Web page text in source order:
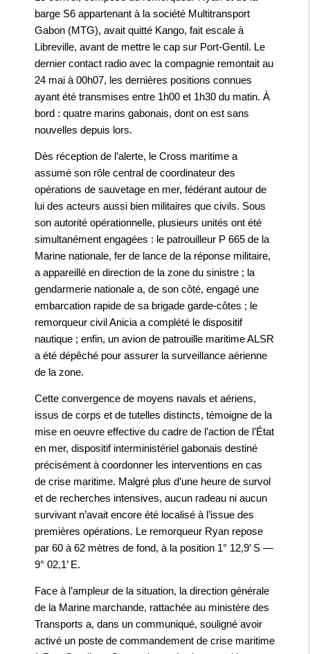
barge S6 appartenant à la société Multitransport
Gabon (MTG), avait quitté Kango, fait escale à
Libreville, avant de mettre le cap sur Port-Gentil. Le
dernier contact radio avec la compagnie remontait au
24 mai à 00h07, les dernières positions connues
ayant été transmises entre 1h00 et 1h30 du matin. À
bord : quatre marins gabonais, dont on est sans
nouvelles depuis lors.
Dès réception de l’alerte, le Cross maritime a
assumé son rôle central de coordinateur des
opérations de sauvetage en mer, fédérant autour de
lui des acteurs aussi bien militaires que civils. Sous
son autorité opérationnelle, plusieurs unités ont été
simultanément engagées : le patrouilleur P 665 de la
Marine nationale, fer de lance de la réponse militaire,
a appareillé en direction de la zone du sinistre ; la
gendarmerie nationale a, de son côté, engagé une
embarcation rapide de sa brigade garde-côtes ; le
remorqueur civil Anicia a complété le dispositif
nautique ; enfin, un avion de patrouille maritime ALSR
a été dépêché pour assurer la surveillance aérienne
de la zone.
Cette convergence de moyens navals et aériens,
issus de corps et de tutelles distincts, témoigne de la
mise en oeuvre effective du cadre de l’action de l’État
en mer, dispositif interministériel gabonais destiné
précisément à coordonner les interventions en cas
de crise maritime. Malgré plus d’une heure de survol
et de recherches intensives, aucun radeau ni aucun
survivant n’avait encore été localisé à l’issue des
premières opérations. Le remorqueur Ryan repose
par 60 à 62 mètres de fond, à la position 1° 12,9’ S —
9° 02,1’ E.
Face à l’ampleur de la situation, la direction générale
de la Marine marchande, rattachée au ministère des
Transports a, dans un communiqué, souligné avoir
activé un poste de commandement de crise maritime